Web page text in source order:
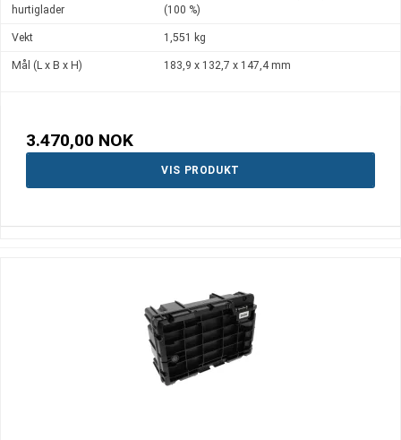
hurtiglader
(100 %)
Vekt 1,551 kg
Mål (L x B x H) 183,9 x 132,7 x 147,4 mm
3.470,00 NOK
VIS PRODUKT